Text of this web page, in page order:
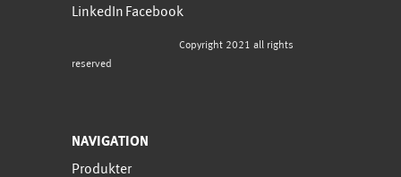
Copyright 2021 all rights
reserved
NAVIGATION
Produkter